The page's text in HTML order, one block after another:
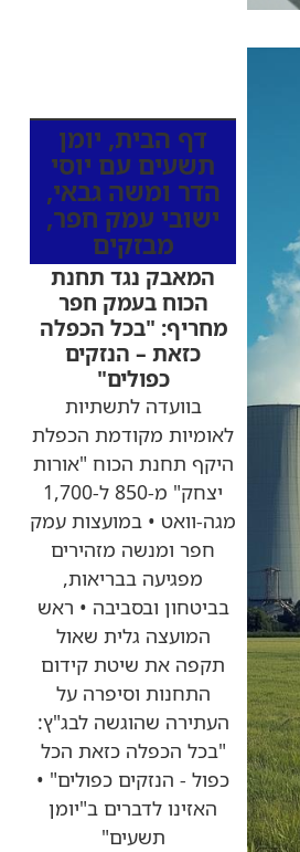
דף הבית, יומן
תשעים עם יוסי
הדר ומשה גבאי,
ישובי עמק חפר,
מבזקים
המאבק נגד תחנת
הכוח בעמק חפר
מחריף: "בכל הכפלה
כזאת – הנזקים
כפולים"
בוועדה לתשתיות
לאומיות מקודמת הכפלת
היקף תחנת הכוח "אורות
יצחק" מ-850 ל-1,700
מגה-וואט • במועצות עמק
חפר ומנשה מזהירים
מפגיעה בבריאות,
בביטחון ובסביבה • ראש
המועצה גלית שאול
תקפה את שיטת קידום
התחנות וסיפרה על
העתירה שהוגשה לבג"ץ:
"בכל הכפלה כזאת הכל
כפול - הנזקים כפולים" •
האזינו לדברים ב"יומן
תשעים"